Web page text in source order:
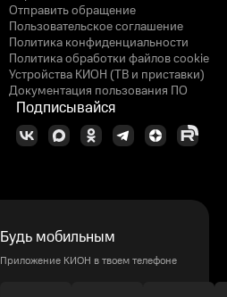
Отправить обращение
Пользовательское соглашение
Политика конфиденциальности
Политика обработки файлов cookie
Устройства КИОН (ТВ и приставки)
Документация пользования ПО
Подписывайся
Будь мобильным
Приложение КИОН в твоем телефоне